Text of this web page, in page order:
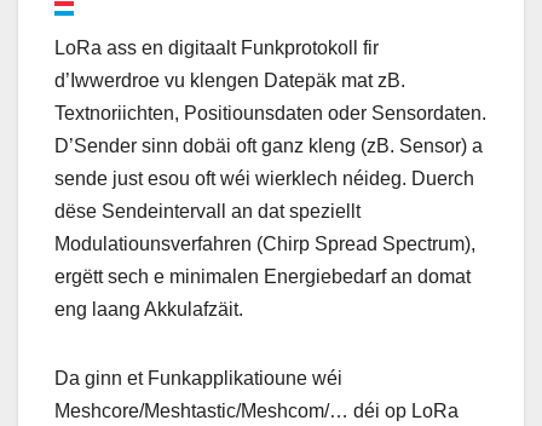
LoRa ass en digitaalt Funkprotokoll fir
d’Iwwerdroe vu klengen Datepäk mat zB.
Textnoriichten, Positiounsdaten oder Sensordaten.
D’Sender sinn dobäi oft ganz kleng (zB. Sensor) a
sende just esou oft wéi wierklech néideg. Duerch
dëse Sendeintervall an dat speziellt
Modulatiounsverfahren (Chirp Spread Spectrum),
ergëtt sech e minimalen Energiebedarf an domat
eng laang Akkulafzäit.
Da ginn et Funkapplikatioune wéi
Meshcore/Meshtastic/Meshcom/… déi op LoRa